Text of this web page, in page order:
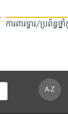
ការពារទ្វារ/ប្រព័ន្ធថ្ន
A-Z